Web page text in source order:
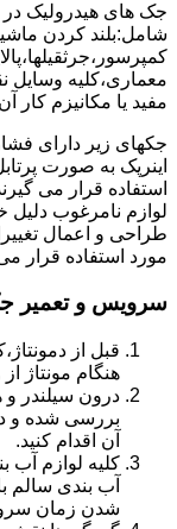
جک های هیدرولیک در
شامل:بلند کردن
معماری،کلیه وسایل
مفید یا مکانیزم کار
اینرپک به صورت
استفاده قرار می
لوازم نامرغوب
طراحی و اعمال
مورد استفاده قرار
سرویس و تعمیر
قبل از
هنگام مونتاژ
درون سیلندر
بررسی شده و
آن اقدام کنید.
کلیه لوازم
آب بندی سالم
شدن زمان